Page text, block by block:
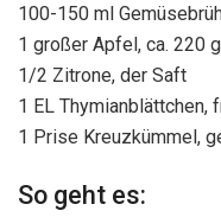
100-150 ml
1 großer Apfel, ca. 220 g
1/2 Zitrone, der Saft
1 EL Thymianblättchen,
1 Prise Kreuzkümmel,
So geht es: